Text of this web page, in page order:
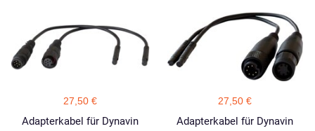
27,50 €
Adapterkabel für Dynavin
27,50 €
Adapterkabel für Dynavin